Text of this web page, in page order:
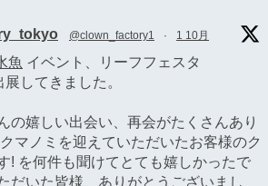
@clown_factory1 · 1 10月
魚 イベント、リーフフェスタ
展してきました。
の嬉しい出会い、再会がたくさんあり
マノミを迎えていただいたお客様のク
! を何件も聞けてとても嬉しかったで
だいた皆様、ありがとうございまし